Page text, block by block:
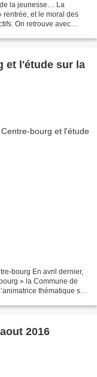
la jeunesse… La
rentrée, et le moral des
On retrouve avec
bourg En avril dernier,
» la Commune de
thématique sur
2016